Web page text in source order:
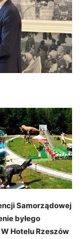
Samorządowej
byłego
Hotelu Rzeszów